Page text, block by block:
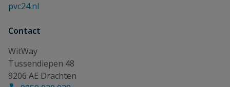
pvc24.nl
Contact
WitWay
Tussendiepen 48
9206 AE Drachten